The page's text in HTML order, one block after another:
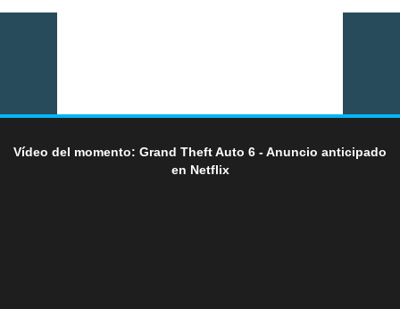
Vídeo del momento: Grand Theft Auto 6 - Anuncio anticipado
en Netflix